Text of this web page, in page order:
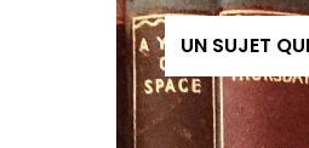
UN SUJET